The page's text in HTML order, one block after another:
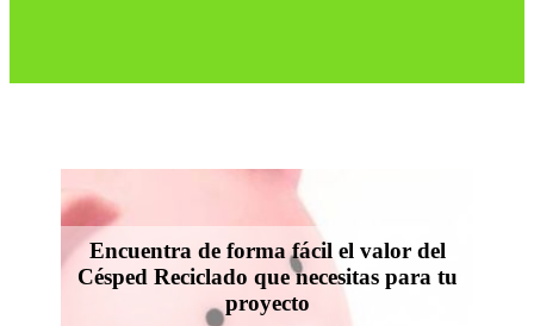
Encuentra de forma fácil el valor del
Césped Reciclado que necesitas para tu
proyecto